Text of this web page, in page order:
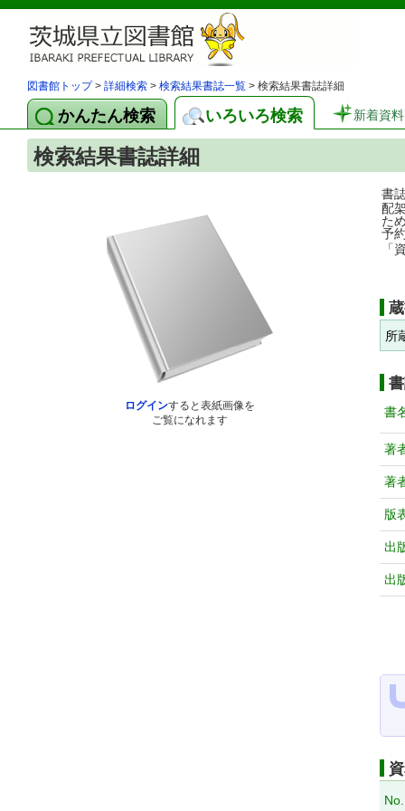
図書館トップ> 詳細検索 > 検索結果書誌一覧 > 検索結果書誌詳細
かんたん検索 いろいろ検索 新着資料
検索結果書誌詳細
ログインすると表紙画像を
ご覧になれます
書
配
た
予
「
所
書
著
著
版
出
出
No.